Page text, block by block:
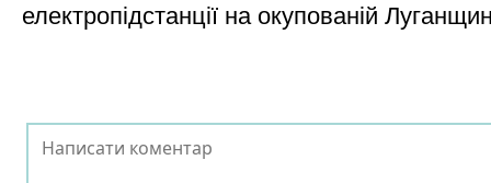
електропідстанції на окупованій